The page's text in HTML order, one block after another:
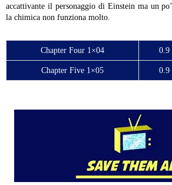
accattivante il personaggio di Einstein ma un
la chimica non funziona molto.
Chapter Four 1×04 0.9
Chapter Five 1×05 0.9